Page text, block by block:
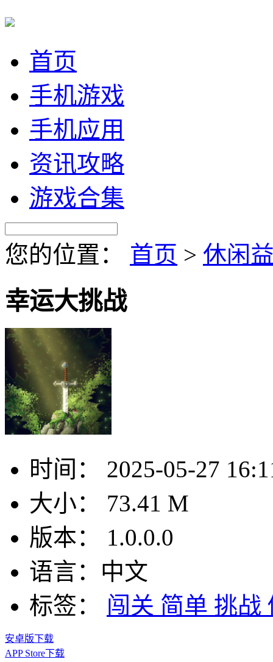
首页
手机游戏
手机应用
资讯攻略
游戏合集
您的位置： 首页 > 休闲
幸运大挑战
时间：
2025-05-27
大小：
73.41 M
版本：
1.0.0.0
语言： 中文
标签：
闯关 简单 挑战
安卓版下载
APP Store下载